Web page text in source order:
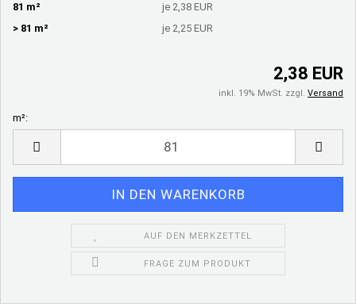
81 m²
je 2,38 EUR
> 81 m²
je 2,25 EUR
2,38 EUR
inkl. 19% MwSt. zzgl. Versand
m²:
AUF DEN MERKZETTEL
FRAGE ZUM PRODUKT